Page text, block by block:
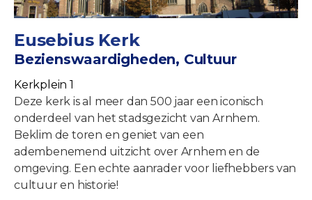
Eusebius Kerk
Bezienswaardigheden, Cultuur
Kerkplein 1
Deze kerk is al meer dan 500 jaar een iconisch
onderdeel van het stadsgezicht van Arnhem.
Beklim de toren en geniet van een
adembenemend uitzicht over Arnhem en de
omgeving. Een echte aanrader voor liefhebbers van
cultuur en historie!